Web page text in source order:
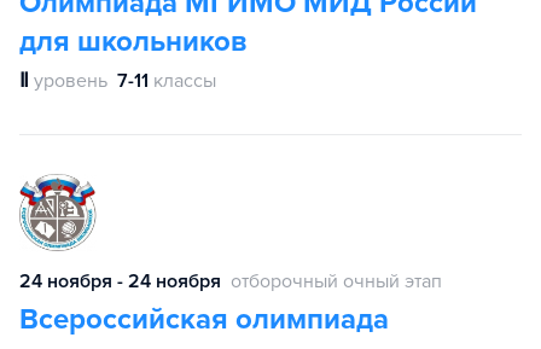
для школьников
Ⅱ уровень 7-11 классы
24 ноября - 24 ноября отборочный очный этап
Всероссийская олимпиада